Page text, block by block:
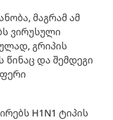
მაგრამ ამ
ვირუსული
გრიპის
წინაც და შემდეგი
H1N1 ტიპის